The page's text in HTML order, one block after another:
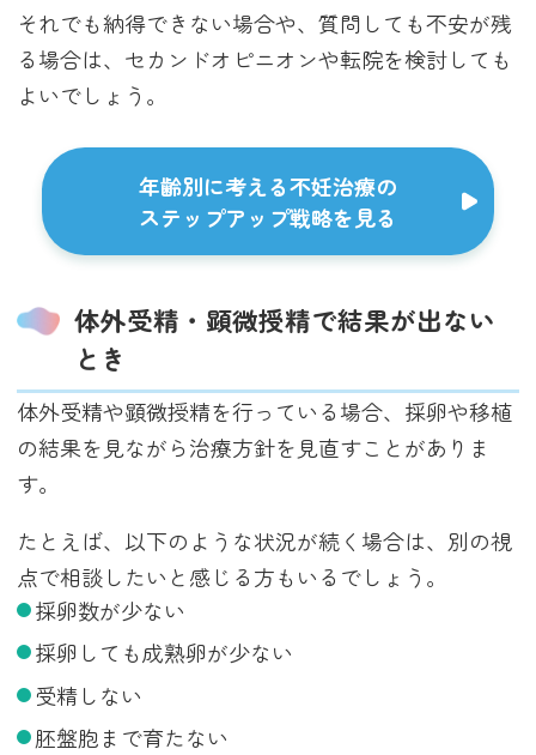
それでも納得できない場合や、質問しても不安が残
る場合は、セカンドオピニオンや転院を検討しても
よいでしょう。
年齢別に考える不妊治療の
ステップアップ戦略を見る
体外受精・顕微授精で結果が出ない
とき
体外受精や顕微授精を行っている場合、採卵や移植
の結果を見ながら治療方針を見直すことがありま
す。
たとえば、以下のような状況が続く場合は、別の視
点で相談したいと感じる方もいるでしょう。
採卵数が少ない
採卵しても成熟卵が少ない
受精しない
胚盤胞まで育たない